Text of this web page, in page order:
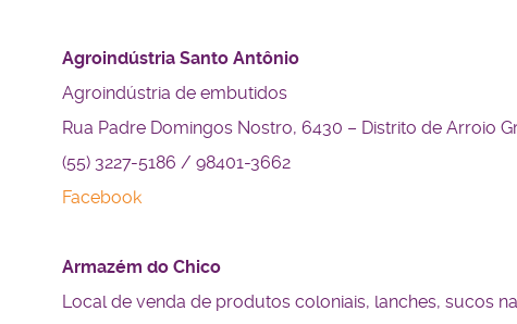
Agroindústria Santo Antônio
Agroindústria de embutidos
Rua Padre Domingos Nostro, 6430 – Distrito de Arroio
(55) 3227-5186 / 98401-3662
Facebook
Armazém do Chico
Local de venda de produtos coloniais, lanches, sucos